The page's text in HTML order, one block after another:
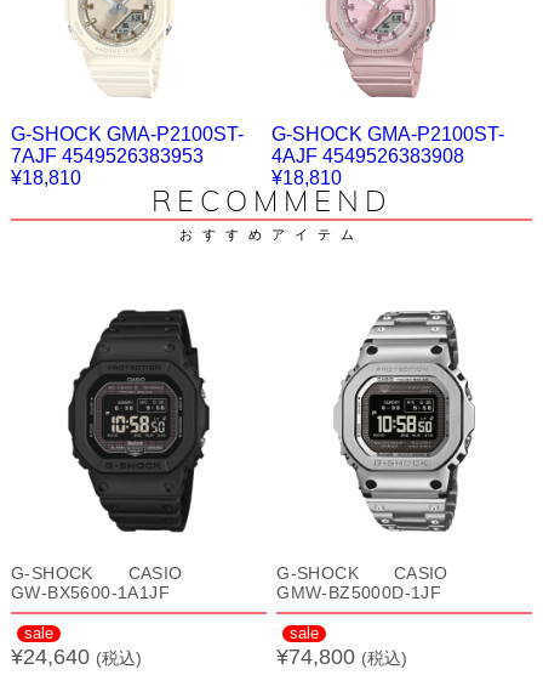
G-SHOCK GMA-P2100ST-
7AJF 4549526383953
¥18,810
G-SHOCK GMA-P2100ST-
4AJF 4549526383908
¥18,810
RECOMMEND
おすすめアイテム
G-SHOCK CASIO
GW-BX5600-1A1JF
sale
¥24,640 (税込)
G-SHOCK CASIO
GMW-BZ5000D-1JF
sale
¥74,800 (税込)